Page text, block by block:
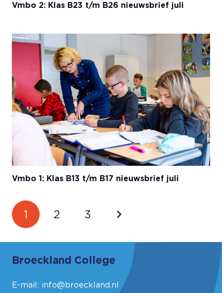
Vmbo 2: Klas B23 t/m B26 nieuwsbrief juli
Vmbo 1: Klas B13 t/m B17 nieuwsbrief juli
1 2 3
Broeckland College
E-mail: info@broeckland.nl